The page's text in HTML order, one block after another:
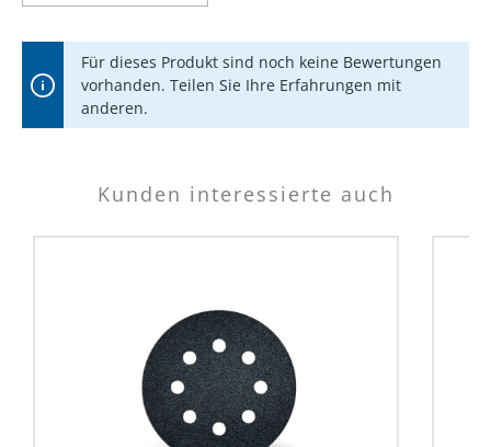
Für dieses Produkt sind noch keine Bewertungen
vorhanden. Teilen Sie Ihre Erfahrungen mit
anderen.
Kunden interessierte auch